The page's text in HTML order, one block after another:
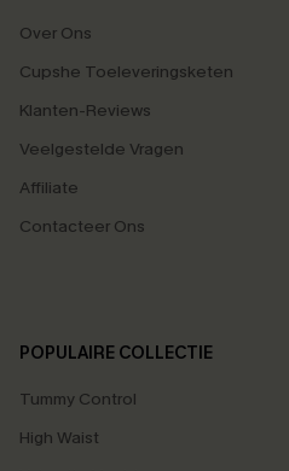
Over Ons
Cupshe Toeleveringsketen
Klanten-Reviews
Veelgestelde Vragen
Affiliate
Contacteer Ons
POPULAIRE COLLECTIE
Tummy Control
High Waist